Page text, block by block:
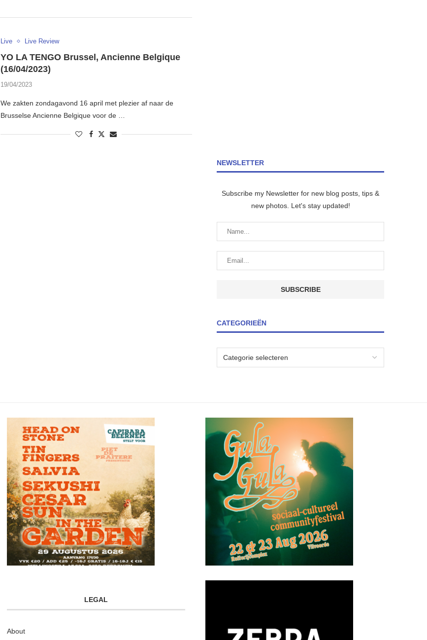
Live Live Review
YO LA TENGO Brussel, Ancienne Belgique
(16/04/2023)
19/04/2023
We zakten zondagavond 16 april met plezier af naar de
Brusselse Ancienne Belgique voor de …
NEWSLETTER
Subscribe my Newsletter for new blog posts, tips &
new photos. Let's stay updated!
CATEGORIEËN
LEGAL
About